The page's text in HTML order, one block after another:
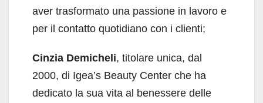
aver trasformato una passione in lavoro e
per il contatto quotidiano con i clienti;
Cinzia Demicheli, titolare unica, dal
2000, di Igea’s Beauty Center che ha
dedicato la sua vita al benessere delle